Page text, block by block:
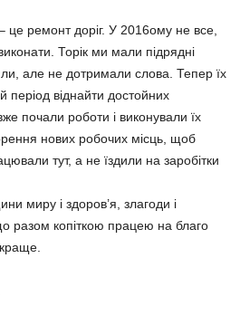
ремонт доріг. У 2016ому не все,
Торік ми мали підрядні
але не дотримали слова. Тепер їх
віднайти достойних
почали роботи і виконували їх
нових робочих місць, щоб
тут, а не їздили на заробітки
миру і здоров’я, злагоди і
разом копіткою працею на благо